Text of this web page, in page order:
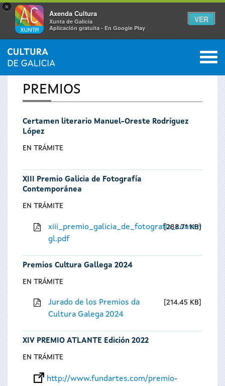
×
Axenda Cultura
Xunta de Galicia
Aplicación gratuíta - En Google Play
VER
Se
encuentra
usted
aquí
INICIO 0
PREMIOS
Certamen literario Manuel-Oreste Rodríguez
López
EN TRÁMITE
XIII Premio Galicia de Fotografía
Contemporánea
EN TRÁMITE
gl.pdf
288.71 KB
Premios Cultura Gallega 2024
EN TRÁMITE
Jurado de los Premios da
Cultura Galega 2024
214.45 KB
XIV PREMIO ATLANTE Edición 2022
EN TRÁMITE
http://www.fundartes.com/premio-